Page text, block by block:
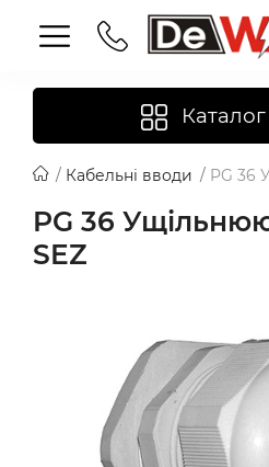
Кабельні вводи PG 36
PG 36
SEZ